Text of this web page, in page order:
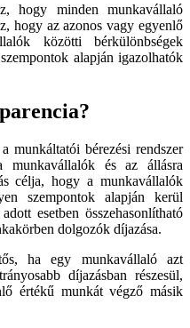
hogy minden munkavállaló
hogy az azonos vagy egyenlő
közötti bérkülönbségek
alapján igazolhatók
munkáltatói bérezési rendszer
munkavállalók és az állásra
célja, hogy a munkavállalók
szempontok alapján kerül
esetben összehasonlítható
dolgozók díjazása.
ha egy munkavállaló azt
díjazásban részesül,
értékű munkát végző másik